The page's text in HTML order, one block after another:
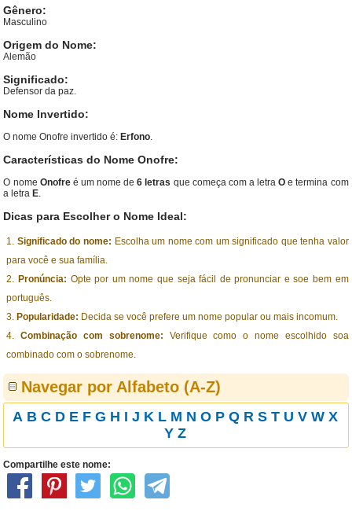
Gênero:
Masculino
Origem do Nome:
Alemão
Significado:
Defensor da paz.
Nome Invertido:
O nome Onofre invertido é: Erfono.
Características do Nome Onofre:
O nome Onofreé um nome de6 letras que começa com a letraO e termina com
a letra E.
Dicas para Escolher o Nome Ideal:
Significado do nome: Escolha um nome com um significado que tenha valor
para você e sua família.
Pronúncia: Opte por um nome que seja fácil de pronunciar e soe bem em
português.
Popularidade: Decida se você prefere um nome popular ou mais incomum.
Combinação com sobrenome: Verifique como o nome escolhido soa
combinado com o sobrenome.
Navegar por Alfabeto (A-Z)
A B C D E F G H I J K L M N O P Q R S T U V W X
Y Z
Compartilhe este nome: